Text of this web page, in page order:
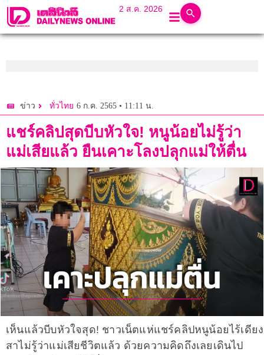
2 ส.ค. 2026
ข่าว ทั่วไทย 6 ก.ค. 2565 • 11:11 น.
แชร์คลิปสุดบีบหัวใจ! หนูน้อยไม่รู้ว่า
แม่เสียแล้ว ยืนเคาะโลงปลุกแม่ให้ตื่น
เห็นแล้วบีบหัวใจสุด! ชาวเน็ตแห่แชร์คลิปหนูน้อยไร้เดียง
สาไม่รู้ว่าแม่เสียชีวิตแล้ว ด้วยความคิดถึงเลยเดินไป